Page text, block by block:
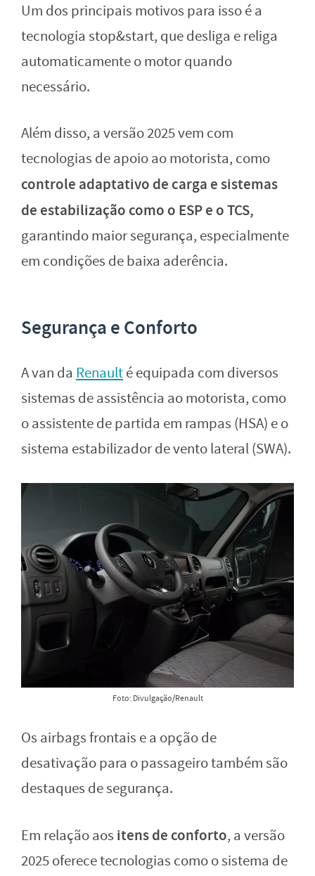
Um dos principais motivos para isso é a
tecnologia stop&start, que desliga e religa
automaticamente o motor quando
necessário.
Além disso, a versão 2025 vem com
tecnologias de apoio ao motorista, como
controle adaptativo de carga e sistemas
de estabilização como o ESP e o TCS,
garantindo maior segurança, especialmente
em condições de baixa aderência.
Segurança e Conforto
A van da Renaulté equipada com diversos
sistemas de assistência ao motorista, como
o assistente de partida em rampas (HSA) e o
sistema estabilizador de vento lateral (SWA).
Foto: Divulgação/Renault
Os airbags frontais e a opção de
desativação para o passageiro também são
destaques de segurança.
Em relação aos itens de conforto, a versão
2025 oferece tecnologias como o sistema de